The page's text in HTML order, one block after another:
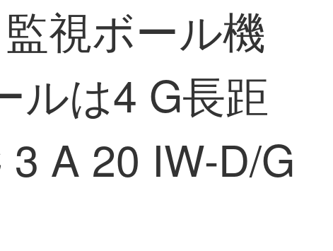
視ボール機
ルは4 G長距
A 20 IW-D/G